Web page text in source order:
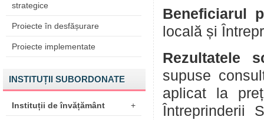
strategice
Proiecte în desfășurare
Proiecte implementate
INSTITUȚII SUBORDONATE
Instituții de învățământ +
Beneficiarul
locală și
Rezultatele
supuse
aplicat la
Întreprinderii